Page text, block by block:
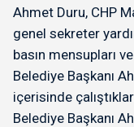
Ahmet Duru, CHP
genel sekreter
basın mensupları
Belediye Başkanı
içerisinde
Belediye Başkanı